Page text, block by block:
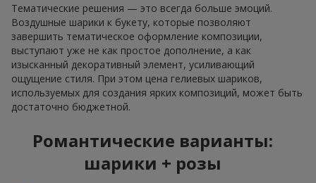
Тематические решения — это всегда больше эмоций.
Воздушные шарики к букету, которые позволяют
завершить тематическое оформление композиции,
выступают уже не как простое дополнение, а как
изысканный декоративный элемент, усиливающий
ощущение стиля. При этом цена гелиевых шариков,
используемых для создания ярких композиций, может быть
достаточно бюджетной.
Романтические варианты:
шарики + розы